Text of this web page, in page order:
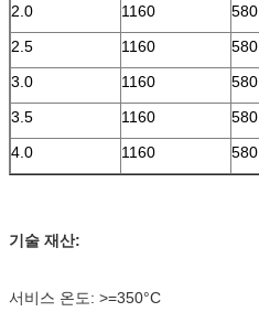
2.0
1160 580
2.5
1160 580
3.0
1160 580
3.5
1160 580
4.0
1160 580
기술 재산:
서비스 온도: >=350°C